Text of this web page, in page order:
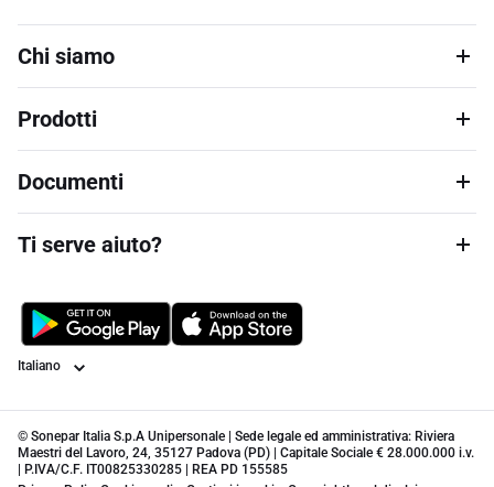
Chi siamo
Prodotti
Documenti
Ti serve aiuto?
Lingua
© Sonepar Italia S.p.A Unipersonale | Sede legale ed amministrativa: Riviera
Maestri del Lavoro, 24, 35127 Padova (PD) | Capitale Sociale € 28.000.000 i.v.
| P.IVA/C.F. IT00825330285 | REA PD 155585